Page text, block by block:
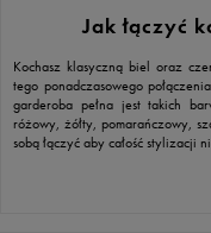
Jak łączyć
Kochasz klasyczną biel oraz
tego ponadczasowego
garderoba pełna jest takich
różowy, żółty, pomarańczowy,
sobą łączyć aby całość stylizacji